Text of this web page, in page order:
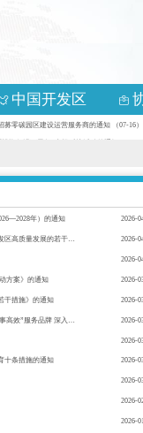
中国开发区
募零碳园区建设运营服务商的通知 （07-16）
资促进万里行”专场对接活动的通知 （05-
年）的通知 2026-
广西壮族自治区人民政府办公厅印发《关于促进广西高新技术产业开发区高质量发展的若干措施》的通知 2026-
2026-
方案》的通知 2026-
干措施》的通知 2026-
2026-
2026-
十条措施的通知 2026-
2026-
2026-
2026-